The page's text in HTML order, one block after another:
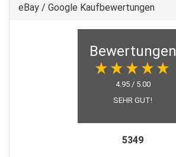
eBay / Google Kaufbewertungen
Bewertungen
4.95 / 5.00
SEHR GUT!
5349